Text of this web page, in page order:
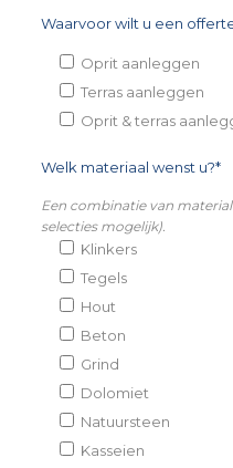
Waarvoor wilt u een
Oprit aanleggen
Terras aanleggen
Oprit & terras
Welk materiaal wenst u?*
Een combinatie van
selecties mogelijk).
Klinkers
Tegels
Hout
Beton
Grind
Dolomiet
Natuursteen
Kasseien